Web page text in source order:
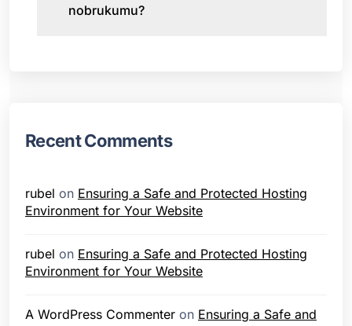
nobrukumu?
Recent Comments
rubel on Ensuring a Safe and Protected Hosting
Environment for Your Website
rubel on Ensuring a Safe and Protected Hosting
Environment for Your Website
A WordPress Commenter on Ensuring a Safe and